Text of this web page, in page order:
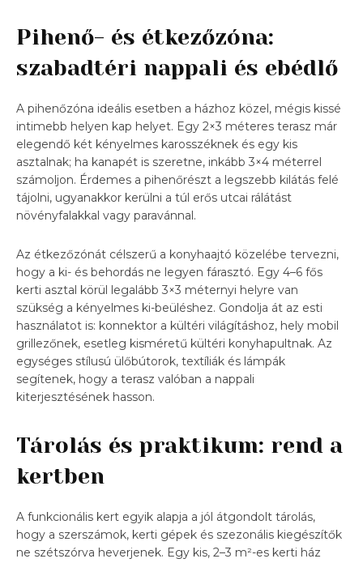
Pihenő- és étkezőzóna:
szabadtéri nappali és ebédlő
A pihenőzóna ideális esetben a házhoz közel, mégis kissé
intimebb helyen kap helyet. Egy 2×3 méteres terasz már
elegendő két kényelmes karosszéknek és egy kis
asztalnak; ha kanapét is szeretne, inkább 3×4 méterrel
számoljon. Érdemes a pihenőrészt a legszebb kilátás felé
tájolni, ugyanakkor kerülni a túl erős utcai rálátást
növényfalakkal vagy paravánnal.
Az étkezőzónát célszerű a konyhaajtó közelébe tervezni,
hogy a ki- és behordás ne legyen fárasztó. Egy 4–6 fős
kerti asztal körül legalább 3×3 méternyi helyre van
szükség a kényelmes ki-beüléshez. Gondolja át az esti
használatot is: konnektor a kültéri világításhoz, hely mobil
grillezőnek, esetleg kisméretű kültéri konyhapultnak. Az
egységes stílusú ülőbútorok, textíliák és lámpák
segítenek, hogy a terasz valóban a nappali
kiterjesztésének hasson.
Tárolás és praktikum: rend a
kertben
A funkcionális kert egyik alapja a jól átgondolt tárolás,
hogy a szerszámok, kerti gépek és szezonális kiegészítők
ne szétszórva heverjenek. Egy kis, 2–3 m²-es kerti ház